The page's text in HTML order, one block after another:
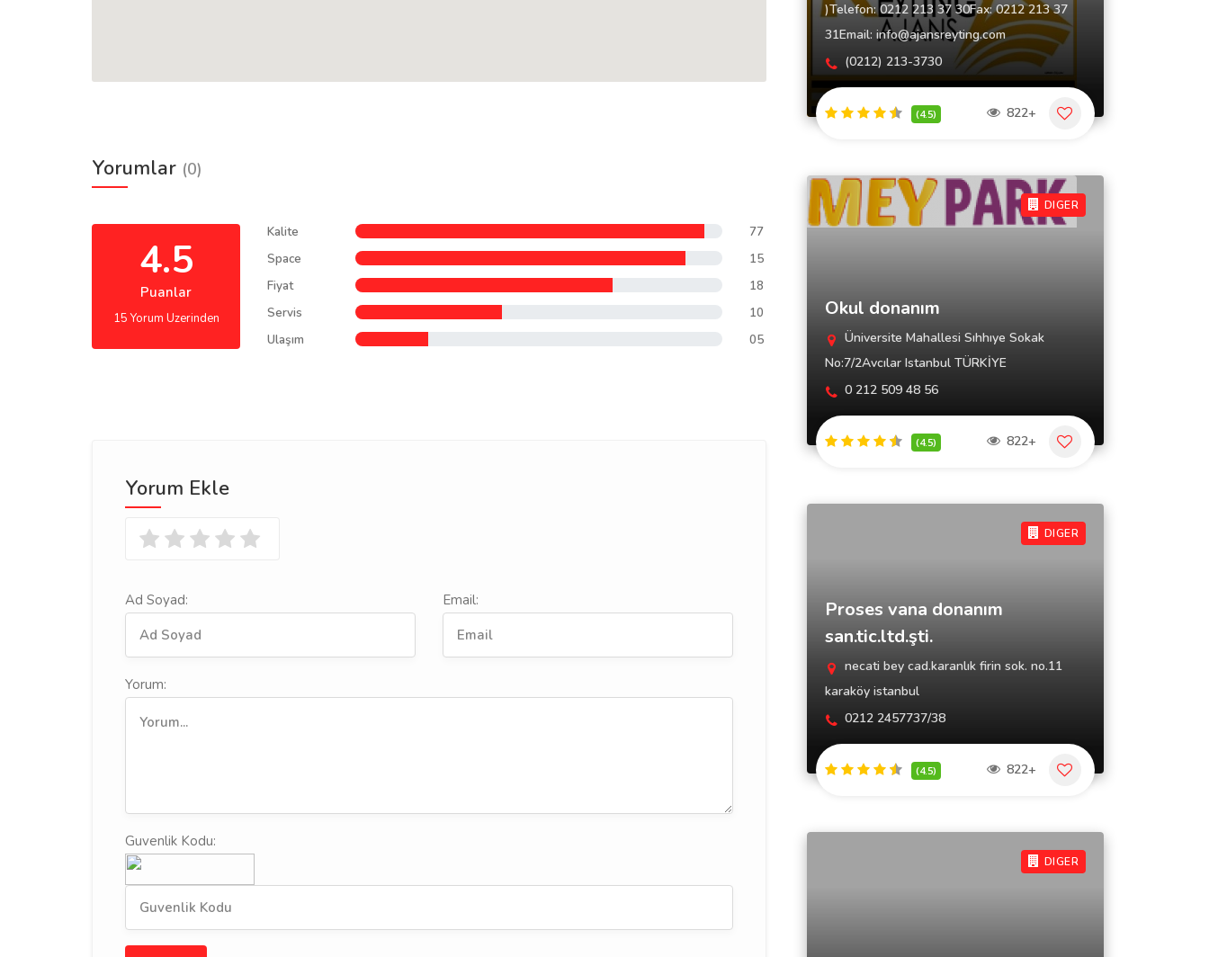
Yorumlar (0)
4.5
Puanlar
15 Yorum Uzerinden
Kalite
77
Space
15
Fiyat
18
Servis
10
Ulaşım
05
Yorum Ekle
Ad Soyad: Email:
Yorum:
Guvenlik Kodu:
)Telefon: 0212 213 37 30Fax: 0212 213 37
31Email: info@ajansreyting.com
(0212) 213-3730
(4.5) 822+
DIGER
Okul donanım
Üniversite Mahallesi Sıhhıye Sokak
No:7/2Avcılar Istanbul TÜRKİYE
0 212 509 48 56
(4.5) 822+
DIGER
Proses vana donanım
san.tic.ltd.şti.
necati bey cad.karanlık firin sok. no.11
karaköy istanbul
0212 2457737/38
(4.5) 822+
DIGER